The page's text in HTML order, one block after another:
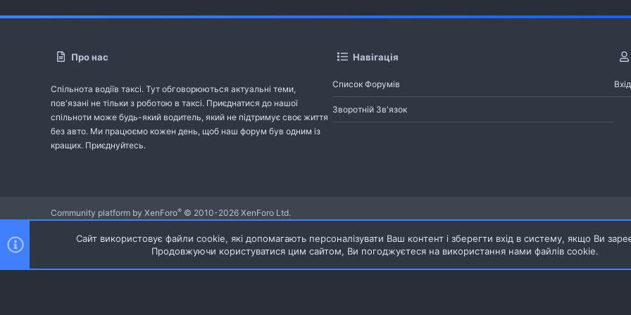
Про нас
Спільнота водіїв таксі. Тут обговорюються актуальні теми,
пов'язані не тільки з роботою в таксі. Приєднатися до нашої
спільноти може будь-який водитель, який не підтримує своє життя
без авто. Ми працюємо кожен день, щоб наш форум був одним із
кращих. Приєднуйтесь.
Навігація
Список Форумів
Зворотній Зв'язок
Вхід
Українська (UA) Зворотній зв'язок
Community platform by XenForo® © 2010-2026 XenForo Ltd.
Community platform by XenForo © 2010-2022 XenForo Ltd. | dev:Pages
Сайт використовує файли cookie, які допомагають персоналізувати Ваш контент і зберегти вхід в систему, якщо Ви
Продовжуючи користуватися цим сайтом, Ви погоджуєтеся на використання нами файлів cookie.